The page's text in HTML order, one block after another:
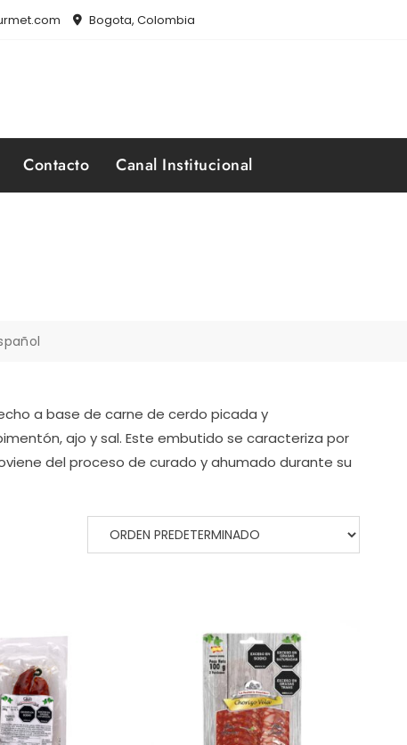
Bogota, Colombia
Contacto Canal Institucional
a base de carne de cerdo picada y
ajo y sal. Este embutido se caracteriza por
del proceso de curado y ahumado durante su